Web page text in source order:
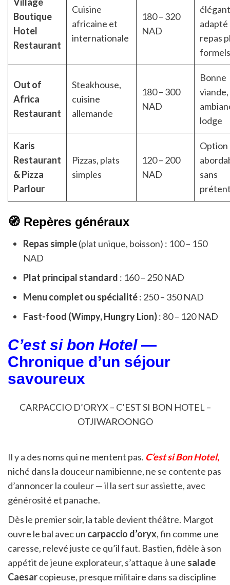
Boutique
Hotel
Restaurant
Cuisine
africaine et
internationale
180 – 320
NAD
adapté
repas
formels
Out of
Africa
Restaurant
Steakhouse,
cuisine
allemande
180 – 300
NAD
Bonne
viande,
lodge
Karis
Restaurant
& Pizza
Parlour
Pizzas, plats
simples
120 – 200
NAD
Option
sans
🧭 Repères généraux
Repas simple(plat unique, boisson) : 100 – 150
NAD
Plat principal standard : 160 – 250 NAD
Menu complet ou spécialité: 250 – 350 NAD
Fast-food (Wimpy, Hungry Lion): 80 – 120 NAD
C’est si bon Hotel—
Chronique d’un séjour
savoureux
CARPACCIO D’ORYX – C’EST SI BON HOTEL –
OTJIWAROONGO
Il y a des noms qui ne mentent pas. C’est si Bon Hotel,
niché dans la douceur namibienne, ne se contente pas
d’annoncer la couleur — il la sert sur assiette, avec
générosité et panache.
Dès le premier soir, la table devient théâtre. Margot
ouvre le bal avec un carpaccio d’oryx, fin comme une
caresse, relevé juste ce qu’il faut. Bastien, fidèle à son
appétit de jeune explorateur, s’attaque à une salade
Caesarcopieuse, presque militaire dans sa discipline